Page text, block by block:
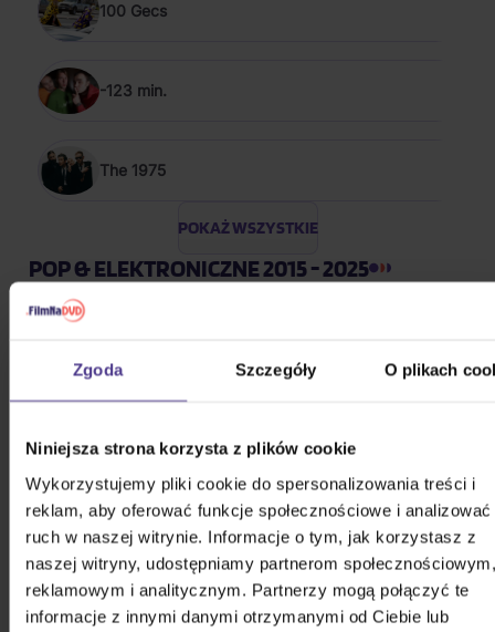
Zgoda Szczegóły O plikach
Niniejsza strona korzysta z plików cookie
Wykorzystujemy pliki cookie do spersonalizowania treści i
reklam, aby oferować funkcje społecznościowe i analizować
ruch w naszej witrynie. Informacje o tym, jak korzystasz z
naszej witryny, udostępniamy partnerom społecznościowym,
reklamowym i analitycznym. Partnerzy mogą połączyć te
informacje z innymi danymi otrzymanymi od Ciebie lub
100 Gecs
-123 min.
The 1975
POKAŻ WSZYSTKIE
POP & ELEKTRONICZNE 2015 - 2025
Gott Karel: Snění o Vánocích
Na magazynie 75,10 zł